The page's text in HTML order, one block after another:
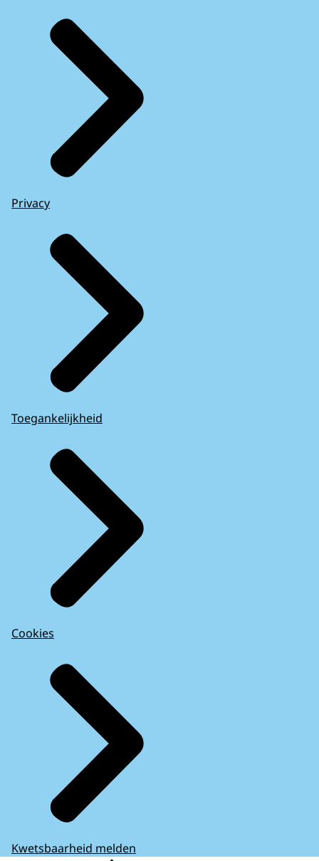
Privacy
Toegankelijkheid
Cookies
Kwetsbaarheid melden